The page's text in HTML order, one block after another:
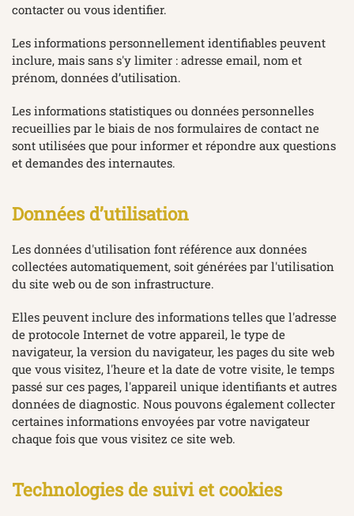
contacter ou vous identifier.
Les informations personnellement identifiables peuvent
inclure, mais sans s'y limiter : adresse email, nom et
prénom, données d’utilisation.
Les informations statistiques ou données personnelles
recueillies par le biais de nos formulaires de contact ne
sont utilisées que pour informer et répondre aux questions
et demandes des internautes.
Données d’utilisation
Les données d'utilisation font référence aux données
collectées automatiquement, soit générées par l'utilisation
du site web ou de son infrastructure.
Elles peuvent inclure des informations telles que l'adresse
de protocole Internet de votre appareil, le type de
navigateur, la version du navigateur, les pages du site web
que vous visitez, l'heure et la date de votre visite, le temps
passé sur ces pages, l'appareil unique identifiants et autres
données de diagnostic. Nous pouvons également collecter
certaines informations envoyées par votre navigateur
chaque fois que vous visitez ce site web.
Technologies de suivi et cookies